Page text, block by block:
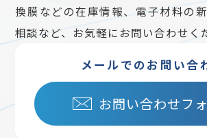
換膜などの在庫情報、電子材料の
相談など、お気軽にお問い合わせく
メールでのお問い合
お問い合わせフ